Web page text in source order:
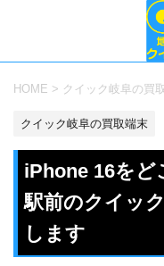
HOME > クイック岐阜の買
クイック岐阜の買取端末
iPhone 16をど
駅前のクイッ
します